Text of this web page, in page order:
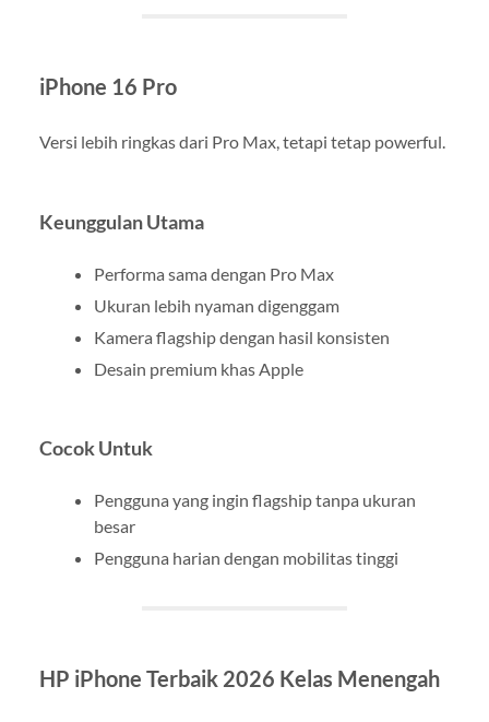
iPhone 16 Pro
Versi lebih ringkas dari Pro Max, tetapi tetap powerful.
Keunggulan Utama
Performa sama dengan Pro Max
Ukuran lebih nyaman digenggam
Kamera flagship dengan hasil konsisten
Desain premium khas Apple
Cocok Untuk
Pengguna yang ingin flagship tanpa ukuran
besar
Pengguna harian dengan mobilitas tinggi
HP iPhone Terbaik 2026 Kelas Menengah